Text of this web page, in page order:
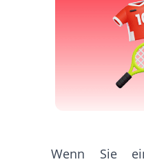
Wenn Sie